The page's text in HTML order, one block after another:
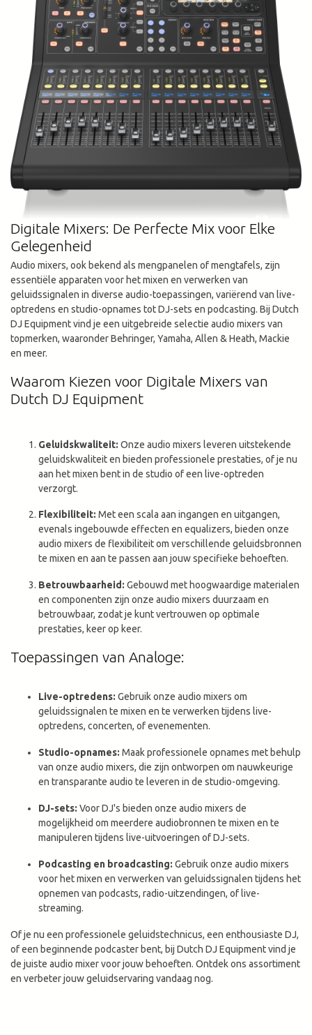
Digitale Mixers: De Perfecte Mix voor Elke
Gelegenheid
Audio mixers, ook bekend als mengpanelen of mengtafels, zijn
essentiële apparaten voor het mixen en verwerken van
geluidssignalen in diverse audio-toepassingen, variërend van live-
optredens en studio-opnames tot DJ-sets en podcasting. Bij Dutch
DJ Equipment vind je een uitgebreide selectie audio mixers van
topmerken, waaronder Behringer, Yamaha, Allen & Heath, Mackie
en meer.
Waarom Kiezen voor Digitale Mixers van
Dutch DJ Equipment
Geluidskwaliteit: Onze audio mixers leveren uitstekende
geluidskwaliteit en bieden professionele prestaties, of je nu
aan het mixen bent in de studio of een live-optreden
verzorgt.
Flexibiliteit: Met een scala aan ingangen en uitgangen,
evenals ingebouwde effecten en equalizers, bieden onze
audio mixers de flexibiliteit om verschillende geluidsbronnen
te mixen en aan te passen aan jouw specifieke behoeften.
Betrouwbaarheid: Gebouwd met hoogwaardige materialen
en componenten zijn onze audio mixers duurzaam en
betrouwbaar, zodat je kunt vertrouwen op optimale
prestaties, keer op keer.
Toepassingen van Analoge:
Live-optredens: Gebruik onze audio mixers om
geluidssignalen te mixen en te verwerken tijdens live-
optredens, concerten, of evenementen.
Studio-opnames: Maak professionele opnames met behulp
van onze audio mixers, die zijn ontworpen om nauwkeurige
en transparante audio te leveren in de studio-omgeving.
DJ-sets: Voor DJ's bieden onze audio mixers de
mogelijkheid om meerdere audiobronnen te mixen en te
manipuleren tijdens live-uitvoeringen of DJ-sets.
Podcasting en broadcasting: Gebruik onze audio mixers
voor het mixen en verwerken van geluidssignalen tijdens het
opnemen van podcasts, radio-uitzendingen, of live-
streaming.
Of je nu een professionele geluidstechnicus, een enthousiaste DJ,
of een beginnende podcaster bent, bij Dutch DJ Equipment vind je
de juiste audio mixer voor jouw behoeften. Ontdek ons assortiment
en verbeter jouw geluidservaring vandaag nog.